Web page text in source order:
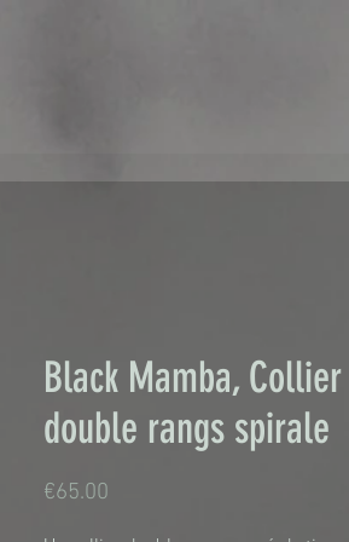
Black Mamba, Collier
double rangs spirale
€65.00